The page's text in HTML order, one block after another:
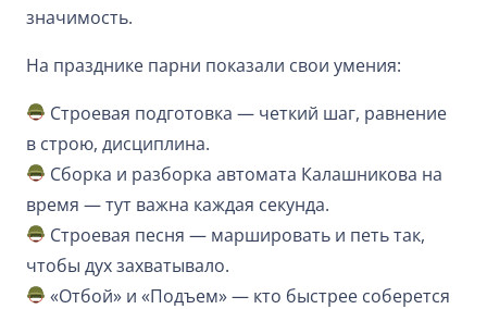
значимость.
На празднике парни показали свои умения:
Строевая подготовка — четкий шаг, равнение
в строю, дисциплина.
Сборка и разборка автомата Калашникова на
время — тут важна каждая секунда.
Строевая песня — маршировать и петь так,
чтобы дух захватывало.
«Отбой» и «Подъем» — кто быстрее соберется